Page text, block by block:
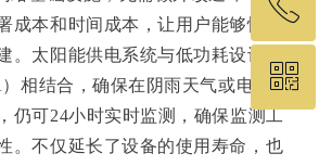
成本和时间成本，让用户能够快速
。太阳能供电系统与低功耗设计
）相结合，确保在阴雨天气或电力供
仍可24小时实时监测，确保监测工
。不仅延长了设备的使用寿命，也
回到顶部
ꂅ
19575460049
ꀥ
微信二维码